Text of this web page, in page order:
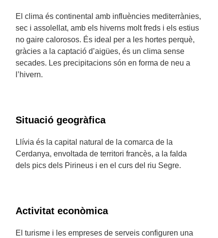
El clima és continental amb influències mediterrànies,
sec i assolellat, amb els hiverns molt freds i els estius
no gaire calorosos. És ideal per a les hortes perquè,
gràcies a la captació d’aigües, és un clima sense
secades. Les precipitacions són en forma de neu a
l’hivern.
Situació geogràfica
Llívia és la capital natural de la comarca de la
Cerdanya, envoltada de territori francès, a la falda
dels pics dels Pirineus i en el curs del riu Segre.
Activitat econòmica
El turisme i les empreses de serveis configuren una